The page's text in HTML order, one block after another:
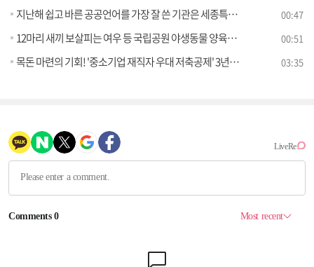
지난해 쉽고 바른 공공언어를 가장 잘 쓴 기관은 세종특별자치시교육청·㈜공영홈쇼핑 00:47
12마리 새끼 보살피는 여우 등 국립공원 야생동물 양육장면 포착 00:51
목돈 마련의 기회! '중소기업 재직자 우대 저축공제' 3년형 출시 [클릭K+] 03:35